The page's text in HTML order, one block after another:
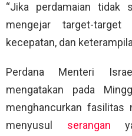
“Jika perdamaian tidak
mengejar target-
kecepatan, dan
Perdana Menteri
mengatakan pada
menghancurkan fasilitas
menyusul serangan